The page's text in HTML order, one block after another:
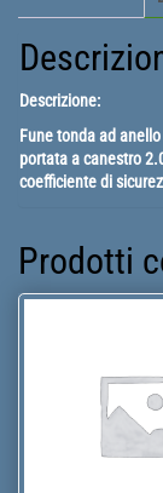
Descrizione:
Fune tonda ad
portata a canestro
coefficiente di
Prodotti